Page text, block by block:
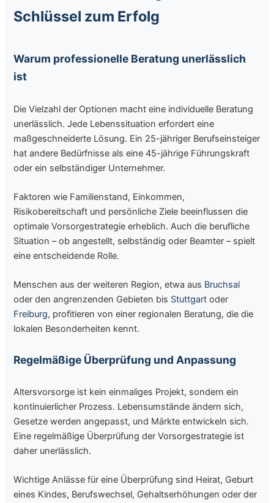
Schlüssel zum Erfolg
Warum professionelle Beratung unerlässlich
ist
Die Vielzahl der Optionen macht eine individuelle Beratung
unerlässlich. Jede Lebenssituation erfordert eine
maßgeschneiderte Lösung. Ein 25-jähriger Berufseinsteiger
hat andere Bedürfnisse als eine 45-jährige Führungskraft
oder ein selbständiger Unternehmer.
Faktoren wie Familienstand, Einkommen,
Risikobereitschaft und persönliche Ziele beeinflussen die
optimale Vorsorgestrategie erheblich. Auch die berufliche
Situation – ob angestellt, selbständig oder Beamter – spielt
eine entscheidende Rolle.
Menschen aus der weiteren Region, etwa aus Bruchsal
oder den angrenzenden Gebieten bis Stuttgart oder
Freiburg, profitieren von einer regionalen Beratung, die die
lokalen Besonderheiten kennt.
Regelmäßige Überprüfung und Anpassung
Altersvorsorge ist kein einmaliges Projekt, sondern ein
kontinuierlicher Prozess. Lebensumstände ändern sich,
Gesetze werden angepasst, und Märkte entwickeln sich.
Eine regelmäßige Überprüfung der Vorsorgestrategie ist
daher unerlässlich.
Wichtige Anlässe für eine Überprüfung sind Heirat, Geburt
eines Kindes, Berufswechsel, Gehaltserhöhungen oder der